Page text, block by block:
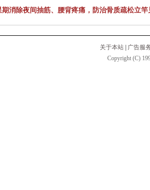
消除夜间抽筋、腰背疼痛，防治骨质疏松立竿
关于本站
广告服
Copyright (C)